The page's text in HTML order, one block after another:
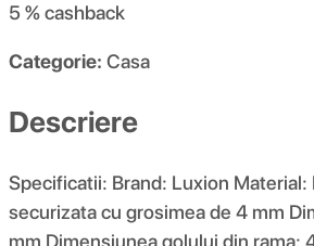
5 %cashback
Categorie: Casa
Descriere
Specificatii: Brand: Luxion Material:
securizata cu grosimea de 4 mm
mm Dimensiunea golului din rama: